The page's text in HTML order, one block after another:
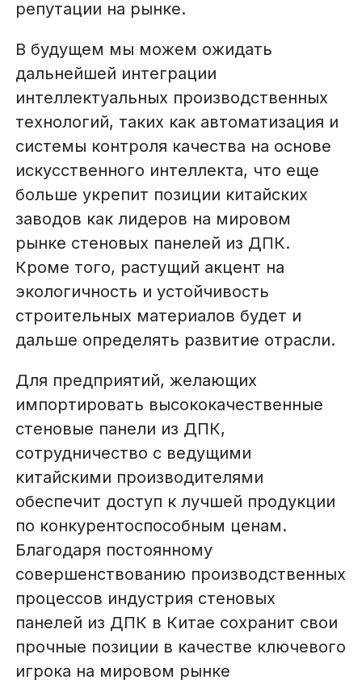
репутации на рынке.
В будущем мы можем ожидать
дальнейшей интеграции
интеллектуальных производственных
технологий, таких как автоматизация и
системы контроля качества на основе
искусственного интеллекта, что еще
больше укрепит позиции китайских
заводов как лидеров на мировом
рынке стеновых панелей из ДПК.
Кроме того, растущий акцент на
экологичность и устойчивость
строительных материалов будет и
дальше определять развитие отрасли.
Для предприятий, желающих
импортировать высококачественные
стеновые панели из ДПК,
сотрудничество с ведущими
китайскими производителями
обеспечит доступ к лучшей продукции
по конкурентоспособным ценам.
Благодаря постоянному
совершенствованию производственных
процессов индустрия стеновых
панелей из ДПК в Китае сохранит свои
прочные позиции в качестве ключевого
игрока на мировом рынке